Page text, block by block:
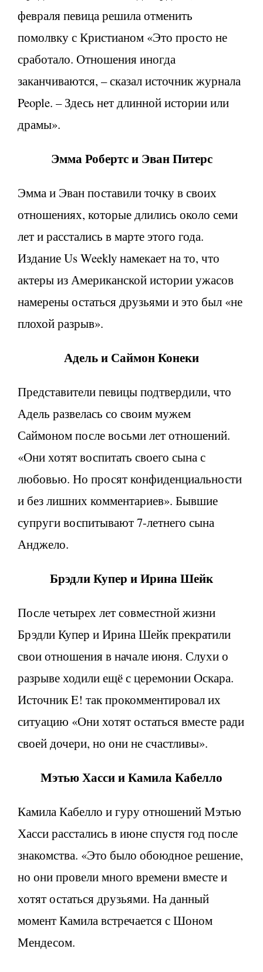
февраля певица решила отменить
помолвку с Кристианом «Это просто не
сработало. Отношения иногда
заканчиваются, – сказал источник журнала
People. – Здесь нет длинной истории или
драмы».
Эмма Робертс и Эван Питерс
Эмма и Эван поставили точку в своих
отношениях, которые длились около семи
лет и расстались в марте этого года.
Издание Us Weekly намекает на то, что
актеры из Американской истории ужасов
намерены остаться друзьями и это был «не
плохой разрыв».
Адель и Саймон Конеки
Представители певицы подтвердили, что
Адель развелась со своим мужем
Саймоном после восьми лет отношений.
«Они хотят воспитать своего сына с
любовью. Но просят конфиденциальности
и без лишних комментариев». Бывшие
супруги воспитывают 7-летнего сына
Анджело.
Брэдли Купер и Ирина Шейк
После четырех лет совместной жизни
Брэдли Купер и Ирина Шейк прекратили
свои отношения в начале июня. Слухи о
разрыве ходили ещё с церемонии Оскара.
Источник E! так прокомментировал их
ситуацию «Они хотят остаться вместе ради
своей дочери, но они не счастливы».
Мэтью Хасси и Камила Кабелло
Камила Кабелло и гуру отношений Мэтью
Хасси расстались в июне спустя год после
знакомства. «Это было обоюдное решение,
но они провели много времени вместе и
хотят остаться друзьями. На данный
момент Камила встречается с Шоном
Мендесом.